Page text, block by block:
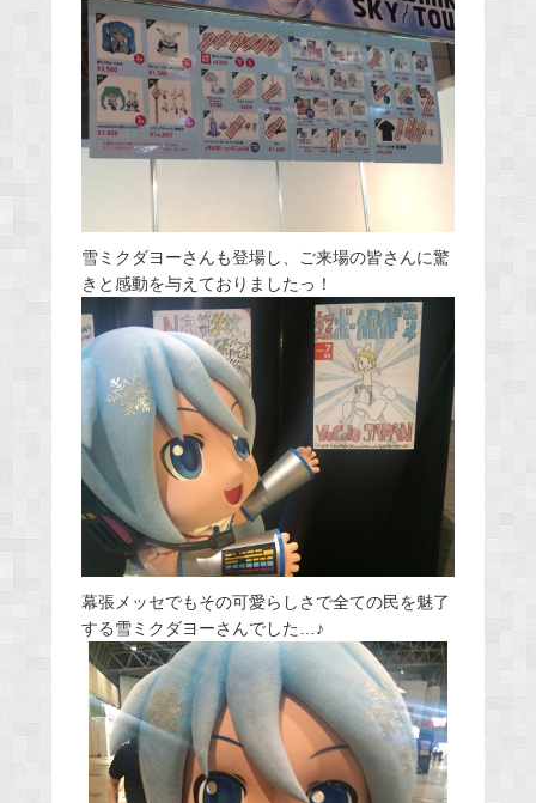
雪ミクダヨーさんも登場し、ご来場の皆さんに驚
きと感動を与えておりましたっ！
幕張メッセでもその可愛らしさで全ての民を魅了
する雪ミクダヨーさんでした…♪